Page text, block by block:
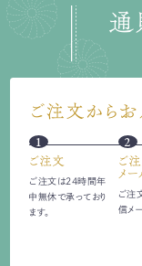
通
ご注文から
1
ご注文
ご注文は24時間年
中無休で承っており
ます。
2
ご
メー
ご注
信 メ